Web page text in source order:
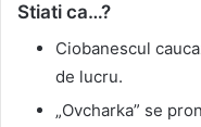
Stiati ca…?
Ciobanescul
de lucru.
„Ovcharka” se